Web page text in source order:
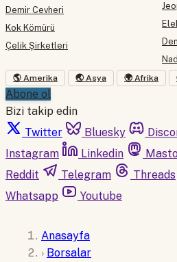
Demir Cevheri
Kok Kömürü
Çelik Şirketleri
🌎 Amerika 🌏 Asya 🌍 Afrika
Abone ol
Bizi takip edin
Twitter
Bluesky
Instagram
Linkedin
Reddit
Telegram Threads
Whatsapp
Youtube
Anasayfa
› Borsalar